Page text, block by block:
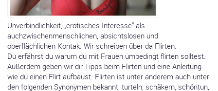
Unverbindlichkeit, „erotisches Interesse“ als
auchzwischenmenschlichen, absichtslosen und
oberflächlichen Kontak. Wir schreiben über da Flirten.
Du erfährst du warum du mit Frauen umbedingt flirten solltest.
Außerdem geben wir dir Tipps beim Flirten und eine Anleitung
wie du einen Flirt aufbaust. Flirten ist unter anderem auch unter
den folgenden Synonymen bekannt: turteln, schäkern, schöntun,